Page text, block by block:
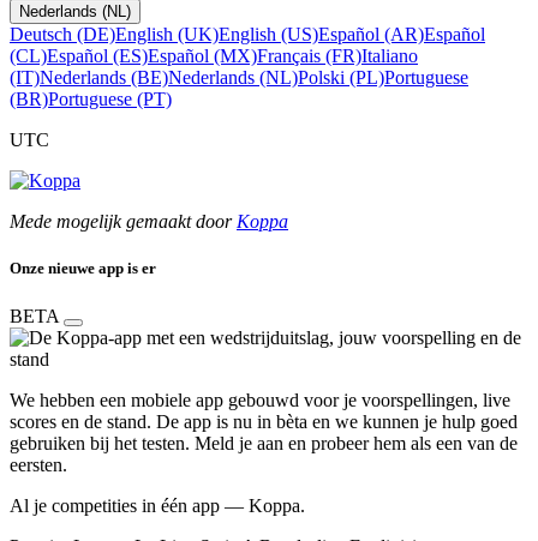
Nederlands (NL)
Deutsch (DE)English (UK)English (US)Español (AR)Español
(CL)Español (ES)Español (MX)Français (FR)Italiano
(IT)Nederlands (BE)Nederlands (NL)Polski (PL)Portuguese
(BR)Portuguese (PT)
UTC
Mede mogelijk gemaakt door Koppa
Onze nieuwe app is er
BETA
We hebben een mobiele app gebouwd voor je voorspellingen, live
scores en de stand. De app is nu in bèta en we kunnen je hulp goed
gebruiken bij het testen. Meld je aan en probeer hem als een van de
eersten.
Al je competities in één app — Koppa.